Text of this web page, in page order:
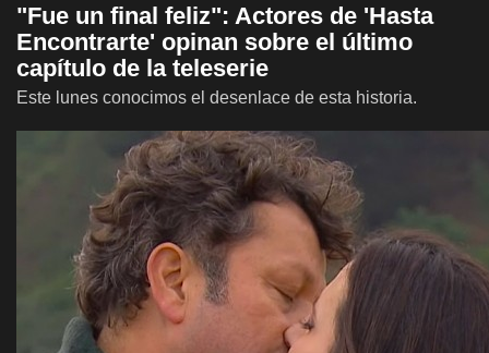
"Fue un final feliz": Actores de 'Hasta
Encontrarte' opinan sobre el último
capítulo de la teleserie
Este lunes conocimos el desenlace de esta historia.